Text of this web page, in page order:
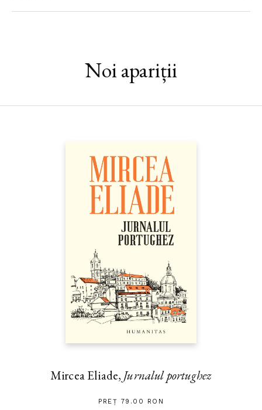
pot da seama ce sex au oamenii cu care interacționează. Cartea
„De ce e omenirea atât de înclinată să subestimeze inteligența
animalelor? Le negăm în mod con-stant capacități pe care le
posedă un anumit tip de inteligență, în special una de care
suntem atât de atașați, trebuie să depășim măcar rezistența
internă de a recunoaște această posibilitate. De aici și întrebarea
centrală a acestei cărți: «Suntem îndeajuns de inteligenți pentru
a înțelege inteligența animalelor?»“ — FRANS DE WAAL
„Pe lângă faptul că este plină de informații și provocatoare,
cartea lui Frans de Waal se dovedește o lectură cât se poate de
The Washington Post
Noi apariții
Mircea Eliade, Jurnalul portughez
PREȚ 79.00 RON